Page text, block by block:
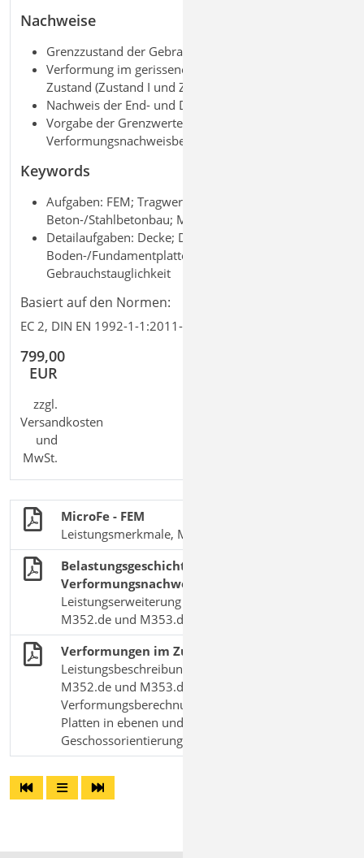
Nachweise
Grenzzustand der Gebrauchstauglichkeit, EC 2
Verformung im gerissenen und ungerissenen
Zustand (Zustand I und Zustand II)
Nachweis der End- und Differenzverformung
Vorgabe der Grenzwerte über
Verformungsnachweisbereiche
Keywords
Aufgaben: FEM; Tragwerksplanung;
Beton-/Stahlbetonbau; Massivbau
Detailaufgaben: Decke; Detailnachweis;
Boden-/Fundamentplatte; 3D Faltwerk;
Gebrauchstauglichkeit
Basiert auf den Normen:
EC 2, DIN EN 1992-1-1:2011-01
799,00
EUR
zzgl.
Versandkosten
und
MwSt.
MicroFe - FEM
Leistungsmerkmale, Module und Pakete
Belastungsgeschichte beim
Verformungsnachweis im Zustand II
Leistungserweiterung der MicroFe-Module
M352.de und M353.de
Verformungen im Zustand II
Leistungsbeschreibung der MicroFe-Module
M352.de und M353.de
Verformungsberechnungen im Zustand II für
Platten in ebenen und räumlichen Systemen mit
Geschossorientierung